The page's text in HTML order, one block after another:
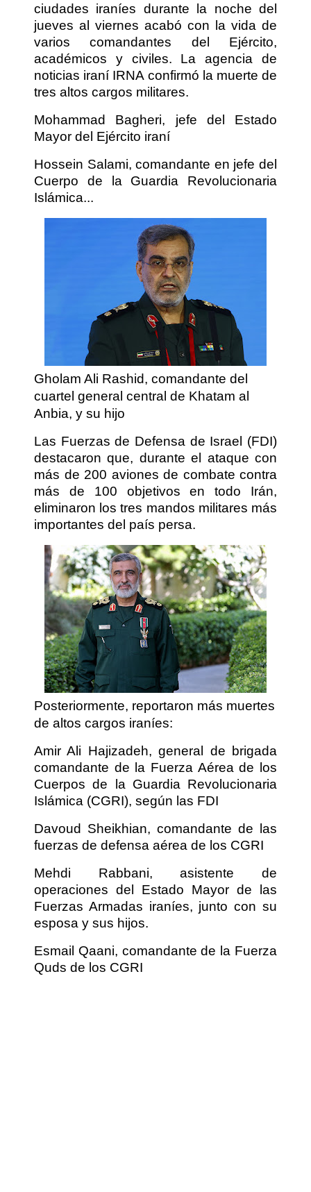
ciudades iraníes durante la noche del
jueves al viernes acabó con la vida de
varios comandantes del Ejército,
académicos y civiles. La agencia de
noticias iraní IRNA confirmó la muerte de
tres altos cargos militares.
Mohammad Bagheri, jefe del Estado
Mayor del Ejército iraní
Hossein Salami, comandante en jefe del
Cuerpo de la Guardia Revolucionaria
Islámica...
Gholam Ali Rashid, comandante del
cuartel general central de Khatam al
Anbia, y su hijo
Las Fuerzas de Defensa de Israel (FDI)
destacaron que, durante el ataque con
más de 200 aviones de combate contra
más de 100 objetivos en todo Irán,
eliminaron los tres mandos militares más
importantes del país persa.
Posteriormente, reportaron más muertes
de altos cargos iraníes:
Amir Ali Hajizadeh, general de brigada
comandante de la Fuerza Aérea de los
Cuerpos de la Guardia Revolucionaria
Islámica (CGRI), según las FDI
Davoud Sheikhian, comandante de las
fuerzas de defensa aérea de los CGRI
Mehdi Rabbani, asistente de
operaciones del Estado Mayor de las
Fuerzas Armadas iraníes, junto con su
esposa y sus hijos.
Esmail Qaani, comandante de la Fuerza
Quds de los CGRI